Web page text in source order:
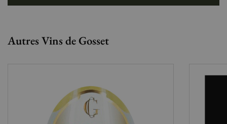
Autres Vins de Gosset